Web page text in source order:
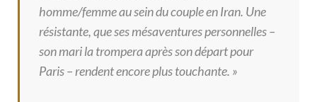
homme/femme au sein du couple en Iran. Une
résistante, que ses mésaventures personnelles –
son mari la trompera après son départ pour
Paris – rendent encore plus touchante. »